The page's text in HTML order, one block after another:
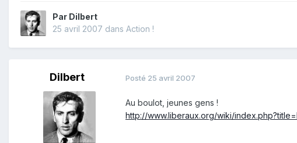
Par Dilbert
25 avril 2007 dans Action !
Dilbert Posté 25 avril 2007
Au boulot, jeunes gens !
http://www.liberaux.org/wiki/